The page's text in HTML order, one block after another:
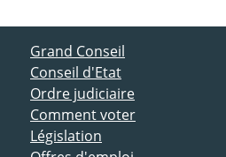
ACCÈS DIRECT
Grand Conseil
Conseil d'Etat
Ordre judiciaire
Comment voter
Législation